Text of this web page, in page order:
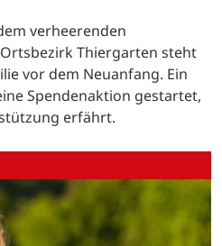
verheerenden
Thiergarten steht
vor dem Neuanfang. Ein
Spendenaktion gestartet,
erfährt.